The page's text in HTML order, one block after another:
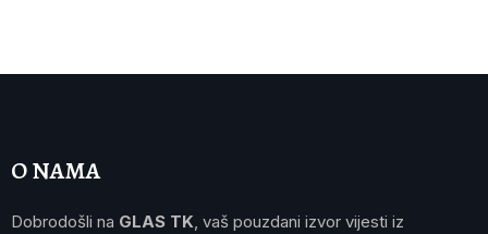
O NAMA
Dobrodošli na GLAS TK , vaš pouzdani izvor vijesti iz